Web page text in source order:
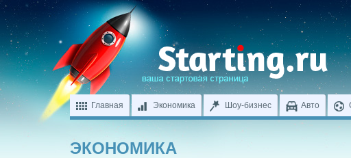
Главная Экономика Шоу-бизнес Авто
ЭКОНОМИКА